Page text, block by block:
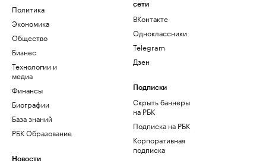
Политика
Экономика
Общество
Бизнес
Технологии и
медиа
Финансы
Биографии
База знаний
РБК Образование
Новости
сети
ВКонтакте
Одноклассники
Telegram
Дзен
Подписки
Скрыть баннеры
на РБК
Подписка на РБК
Корпоративная
подписка